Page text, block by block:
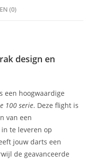
(0)
design en
een hoogwaardige
100 serie. Deze flight is
van een
te leveren op
jouw darts een
de geavanceerde